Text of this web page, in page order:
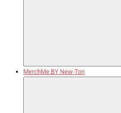
MerchMe BY New-Ton